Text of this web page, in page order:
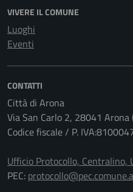
VIVERE IL COMUNE
Luoghi
Eventi
CONTATTI
Città di Arona
Via San Carlo 2, 28041 Arona
Codice fiscale / P.
Ufficio Protocollo, Centralino,
PEC: